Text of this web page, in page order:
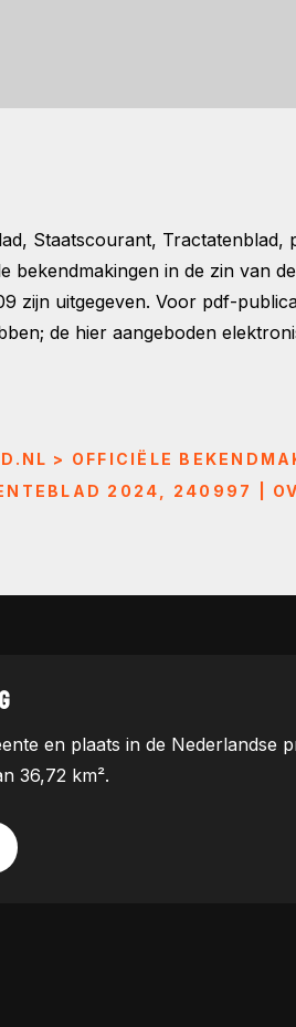
Staatscourant,
in de zin van
zijn uitgegeven. Voor pdf-
de hier aangeboden
> OFFICIËLE
2024, 240997 |
en plaats in de Nederlandse
36,72 km².